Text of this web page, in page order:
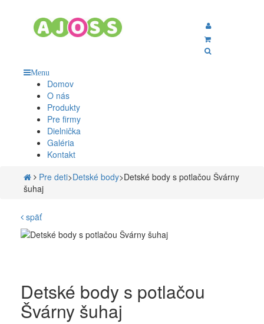
Menu
Domov
O nás
Produkty
Pre firmy
Dielnička
Galéria
Kontakt
Pre deti>Detské body>Detské body s potlačou Švárny
šuhaj
späť
Detské body s potlačou
Švárny šuhaj